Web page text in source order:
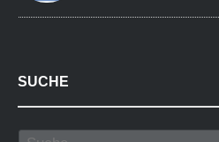
SUCHE